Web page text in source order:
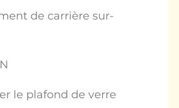
de carrière sur-
le plafond de verre